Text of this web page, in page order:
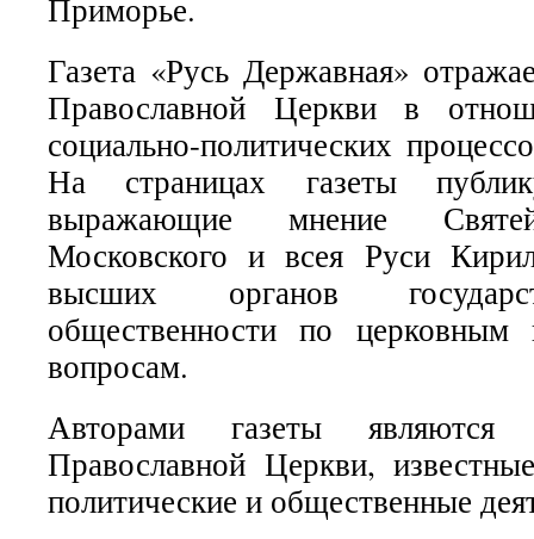
Приморье.
Газета «Русь Державная»
Православной Церкви в
социально-политических
На страницах газеты
выражающие мнение
Московского и всея Руси
высших органов
общественности по церковным
вопросам.
Авторами газеты являются
Православной Церкви,
политические и общественные